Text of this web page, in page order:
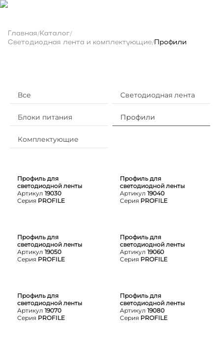
Главная/Каталог/
Светодиодная лента и комплектующие/Профили
Все Светодиодная лента
Блоки питания Профили
Комплектующие
Профиль для
светодиодной ленты
Артикул 19030
Серия PROFILE
Профиль для
светодиодной ленты
Артикул 19040
Серия PROFILE
Профиль для
светодиодной ленты
Артикул 19050
Серия PROFILE
Профиль для
светодиодной ленты
Артикул 19060
Серия PROFILE
Профиль для
светодиодной ленты
Артикул 19070
Серия PROFILE
Профиль для
светодиодной ленты
Артикул 19080
Серия PROFILE